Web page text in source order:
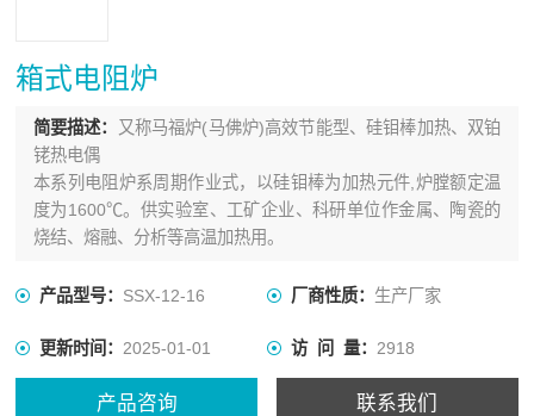
箱式电阻炉
简要描述：
又称马福炉(马佛炉)高效节能型、硅钼棒加热、双铂
铑热电偶
本系列电阻炉系周期作业式，以硅钼棒为加热元件,炉膛额定温
度为1600℃。供实验室、工矿企业、科研单位作金属、陶瓷的
烧结、熔融、分析等高温加热用。
产品型号： SSX-12-16 厂商性质： 生产厂家
更新时间：2025-01-01 访 问 量： 2918
产品咨询 联系我们